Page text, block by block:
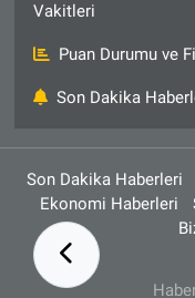
Vakitleri
Puan Durumu ve
Son Dakika
Son Dakika Haberleri
Ekonomi Haberleri